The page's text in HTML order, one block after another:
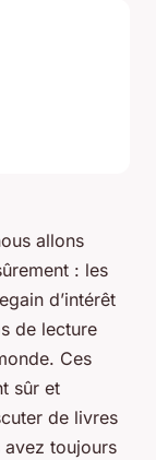
allons
: les
d’intérêt
de lecture
Ces
sûr et
de livres
avez toujours